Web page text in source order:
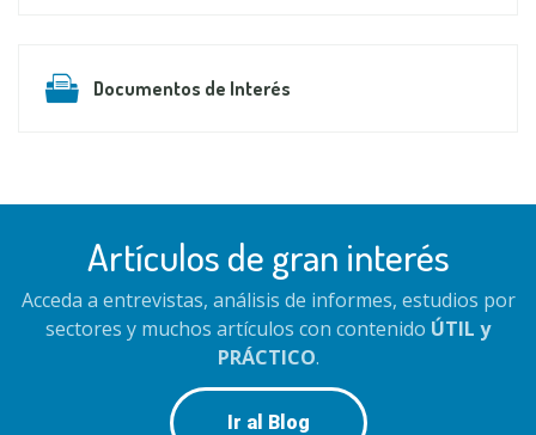
Documentos de Interés
Artículos de gran interés
Acceda a entrevistas, análisis de informes, estudios por
sectores y muchos artículos con contenido ÚTIL y
PRÁCTICO.
Ir al Blog